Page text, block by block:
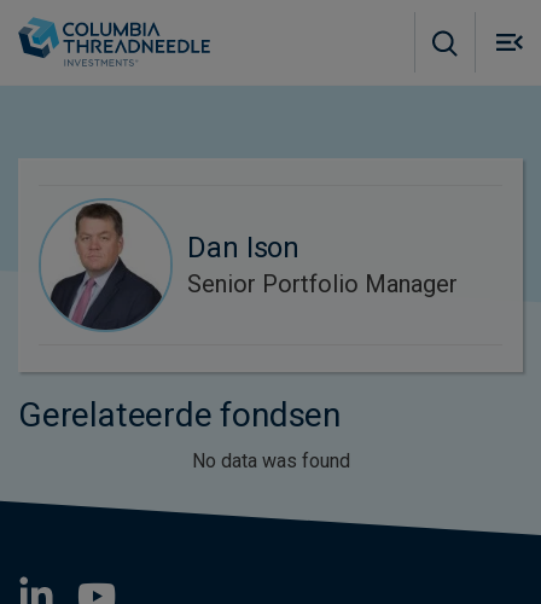
Dan Ison
Senior Portfolio Manager
Gerelateerde fondsen
No data was found